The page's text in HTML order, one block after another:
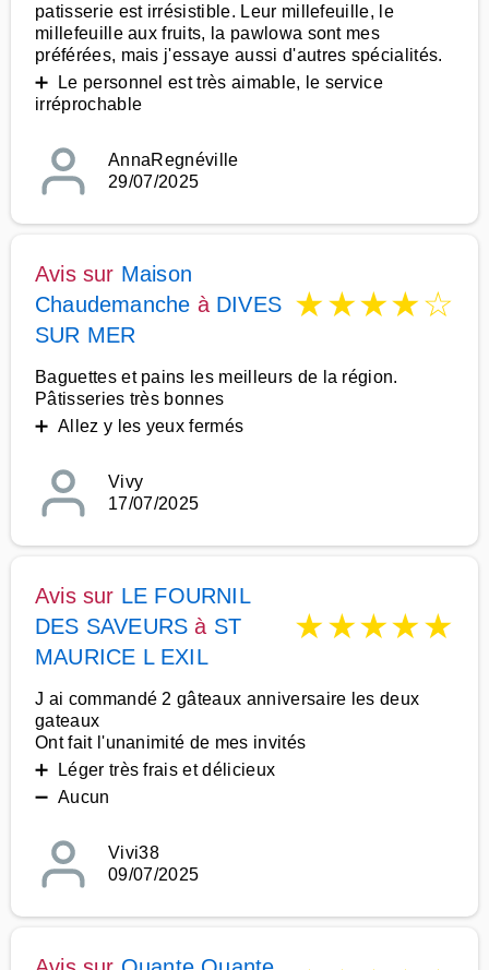
patisserie est irrésistible. Leur millefeuille, le
millefeuille aux fruits, la pawlowa sont mes
préférées, mais j'essaye aussi d'autres spécialités.
➕ Le personnel est très aimable, le service
irréprochable
AnnaRegnéville
29/07/2025
Avis sur Maison
Chaudemanche à DIVES
SUR MER
★★★★☆
Baguettes et pains les meilleurs de la région.
Pâtisseries très bonnes
➕ Allez y les yeux fermés
Vivy
17/07/2025
Avis sur LE FOURNIL
DES SAVEURS à ST
MAURICE L EXIL
★★★★★
J ai commandé 2 gâteaux anniversaire les deux
gateaux
Ont fait l'unanimité de mes invités
➕ Léger très frais et délicieux
➖ Aucun
Vivi38
09/07/2025